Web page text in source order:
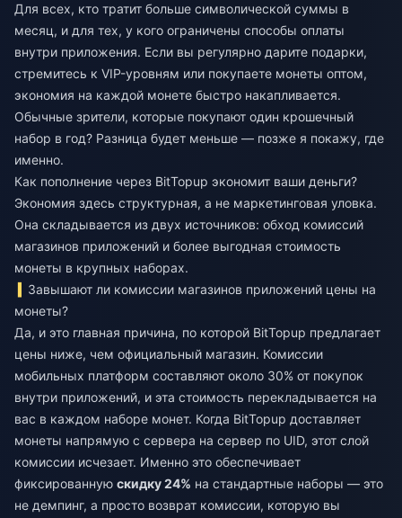
Для всех, кто тратит больше символической суммы в
месяц, и для тех, у кого ограничены способы оплаты
внутри приложения. Если вы регулярно дарите подарки,
стремитесь к VIP-уровням или покупаете монеты оптом,
экономия на каждой монете быстро накапливается.
Обычные зрители, которые покупают один крошечный
набор в год? Разница будет меньше — позже я покажу, где
именно.
Как пополнение через BitTopup экономит ваши деньги?
Экономия здесь структурная, а не маркетинговая уловка.
Она складывается из двух источников: обход комиссий
магазинов приложений и более выгодная стоимость
монеты в крупных наборах.
Завышают ли комиссии магазинов приложений цены на
монеты?
Да, и это главная причина, по которой BitTopup предлагает
цены ниже, чем официальный магазин. Комиссии
мобильных платформ составляют около 30% от покупок
внутри приложений, и эта стоимость перекладывается на
вас в каждом наборе монет. Когда BitTopup доставляет
монеты напрямую с сервера на сервер по UID, этот слой
комиссии исчезает. Именно это обеспечивает
фиксированную скидку 24% на стандартные наборы — это
не демпинг, а просто возврат комиссии, которую вы